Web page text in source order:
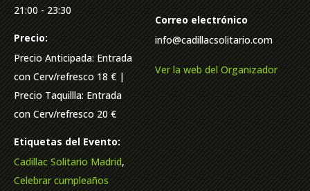
21:00 - 23:30
Precio:
Precio Anticipada: Entrada
con Cerv/refresco 18 € |
Precio Taquillla: Entrada
con Cerv/refresco 20 €
Etiquetas del Evento:
Cadillac Solitario Madrid,
Celebrar cumpleaños
Correo electrónico
info@cadillacsolitario.com
Ver la web del Organizador